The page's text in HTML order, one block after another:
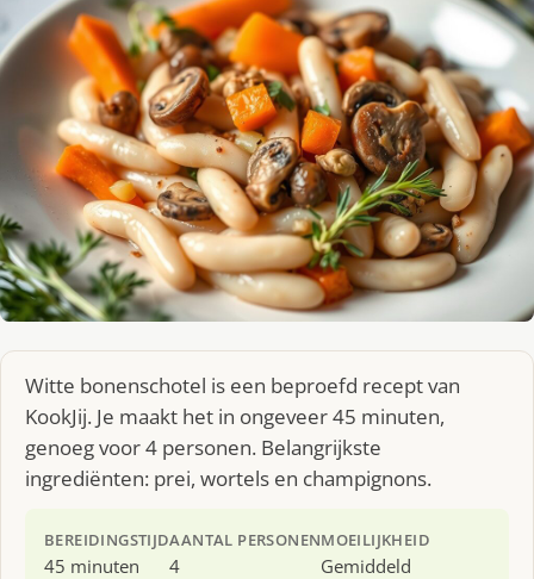
Witte bonenschotel is een beproefd recept van
KookJij. Je maakt het in ongeveer 45 minuten,
genoeg voor 4 personen. Belangrijkste
ingrediënten: prei, wortels en champignons.
BEREIDINGSTIJD
45 minuten
AANTAL PERSONEN
4
MOEILIJKHEID
Gemiddeld